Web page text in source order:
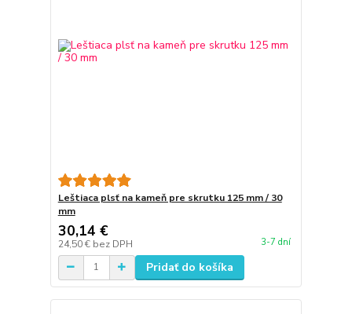
Leštiaca plsť na kameň pre skrutku 125 mm / 30
mm
30,14 €
24,50 € bez DPH 3-7 dní
Pridať do košíka